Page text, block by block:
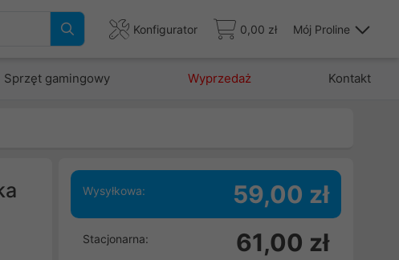
Konfigurator 0,00 zł Mój Proline
Sprzęt gamingowy Wyprzedaż Kontakt
Wysyłkowa: 59,00 zł
Stacjonarna: 61,00 zł